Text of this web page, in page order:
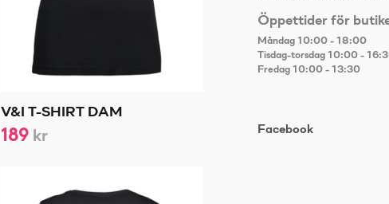
V&I T-SHIRT DAM
189 kr
Öppettider för
Måndag 10:00 - 18:00
Tisdag-torsdag 10:00 -
Fredag 10:00 - 13:30
Facebook